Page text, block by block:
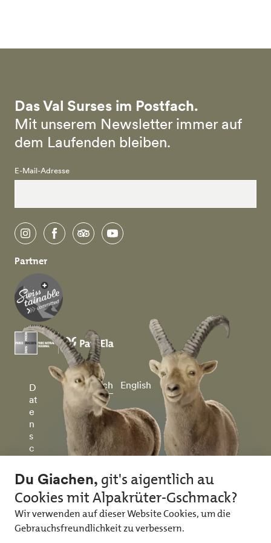
Das Val Surses im Postfach.
Mit unserem Newsletter immer auf
dem Laufenden bleiben.
E-Mail-Adresse
instagramfacebooktripadvisoryoutube
Partner
D
at
e
n
s
c
tz
&
m
p
Deutsch English